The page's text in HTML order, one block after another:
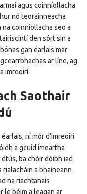
agus coinníollacha
nó teorainneacha
na coinníollacha seo a
den sórt sin a
gan éarlais mar
ar líne, ag
imreoirí.
Saothair
ní mór d’imreoirí
a gcuid imeartha
ba chóir dóibh iad
rialacháin a bhaineann
na riachtanais
le béim a leagan ar